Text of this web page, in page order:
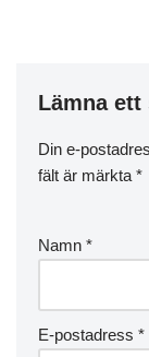
Lämna ett
Din e-
fält är märkta *
Namn *
E-postadress *